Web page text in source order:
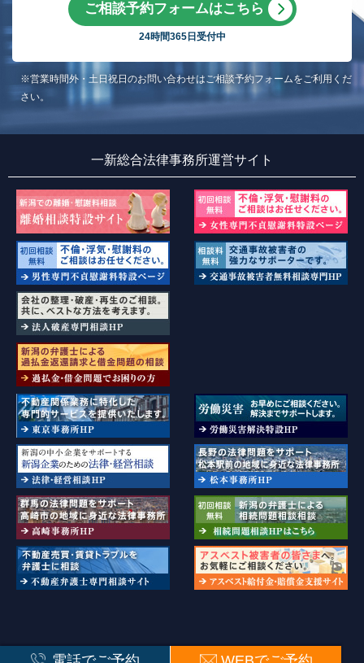
ご相談予約フォームはこちら
24時間365日受付中
※営業時間外・土日祝日のお問い合わせはご相談予約フォームをご利用くだ
さい。
一新総合法律事務所運営サイト